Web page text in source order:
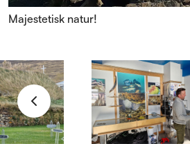
Majestetisk natur!